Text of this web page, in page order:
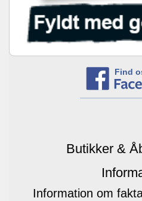
Find
Butikker &
Information om